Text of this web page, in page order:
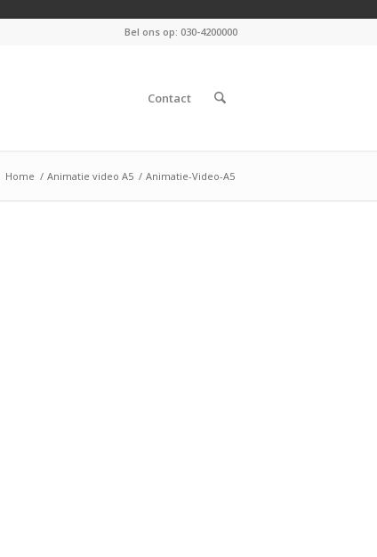
Bel ons op: 030-4200000
Contact
Home / Animatie video A5 / Animatie-Video-A5